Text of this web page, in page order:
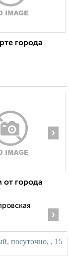
города
›
города
›